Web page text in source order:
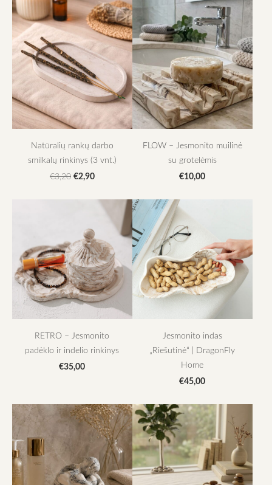
Natūralių rankų darbo
smilkalų rinkinys (3 vnt.)
€3,20 €2,90
FLOW – Jesmonito muilinė
su grotelėmis
€10,00
RETRO – Jesmonito
padėklo ir indelio rinkinys
€35,00
Jesmonito indas
„Riešutinė“ | DragonFly
Home
€45,00